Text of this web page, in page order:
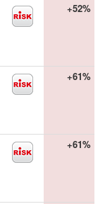
+52%
+61%
+61%